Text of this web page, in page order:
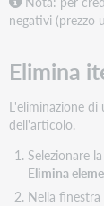
numero
della
visualizzate
Elimina
una
fattura
negativi (prezzo
Elimina
L'eliminazione
dell'articolo.
Selezionare
Elimina
Nella